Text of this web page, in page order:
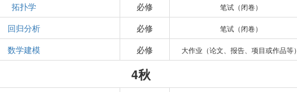
拓扑学 必修 笔试（闭卷）
回归分析 必修 笔试（闭卷）
数学建模 必修 大作业（论文、报告、项目或作品等）
4秋